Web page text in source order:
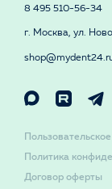
8 495 510-56-34
г. Москва, ул.
Договор оферты
Политика